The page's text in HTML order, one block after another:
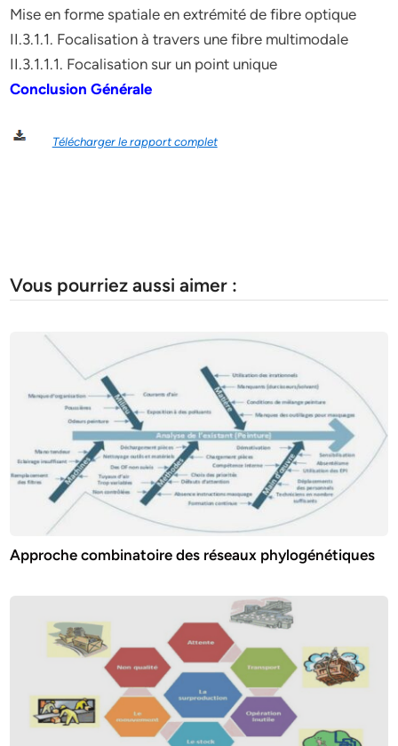
Mise en forme spatiale en extrémité de fibre optique
II.3.1.1. Focalisation à travers une fibre multimodale
II.3.1.1.1. Focalisation sur un point unique
Conclusion Générale
Télécharger le rapport complet
Vous pourriez aussi aimer :
Approche combinatoire des réseaux phylogénétiques